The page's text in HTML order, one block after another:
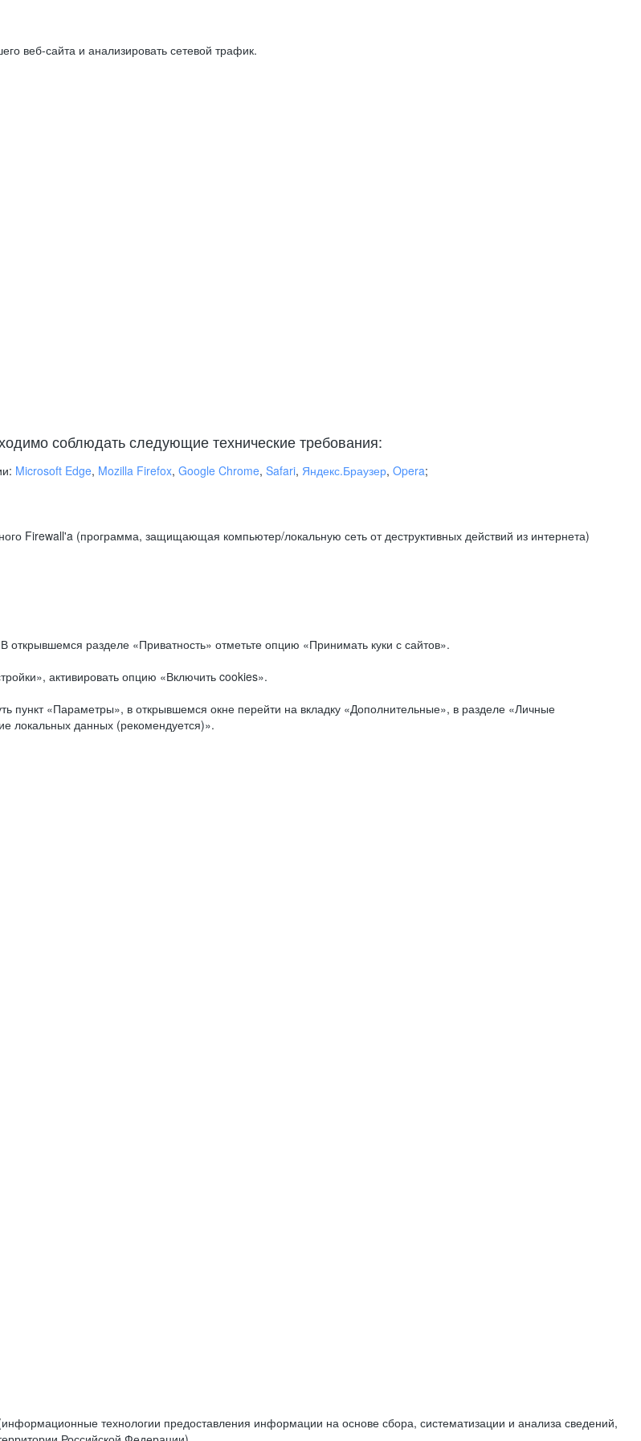
веб-сайта и анализировать сетевой трафик.
соблюдать следующие технические требования:
Microsoft Edge, Mozilla Firefox, Google Chrome, Safari, Яндекс.Браузер, Opera;
Firewall'a (программа, защищающая компьютер/локальную сеть от деструктивных действий из интернета)
разделе «Приватность» отметьте опцию «Принимать куки с сайтов».
активировать опцию «Включить cookies».
пункт «Параметры», в открывшемся окне перейти на вкладку «Дополнительные», в разделе «Личные
локальных данных (рекомендуется)».
технологии предоставления информации на основе сбора, систематизации и анализа сведений,